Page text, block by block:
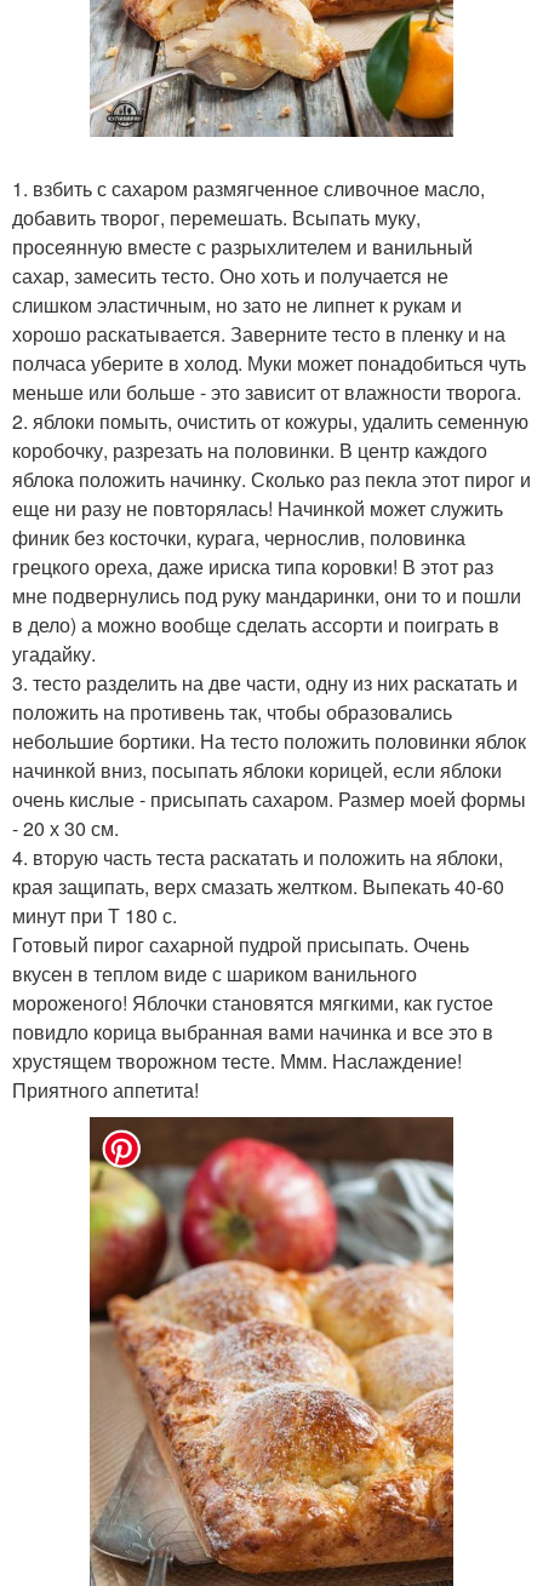
1. взбить с сахаром размягченное сливочное масло,
добавить творог, перемешать. Всыпать муку,
просеянную вместе с разрыхлителем и ванильный
сахар, замесить тесто. Оно хоть и получается не
слишком эластичным, но зато не липнет к рукам и
хорошо раскатывается. Заверните тесто в пленку и на
полчаса уберите в холод. Муки может понадобиться чуть
меньше или больше - это зависит от влажности творога.
2. яблоки помыть, очистить от кожуры, удалить семенную
коробочку, разрезать на половинки. В центр каждого
яблока положить начинку. Сколько раз пекла этот пирог и
еще ни разу не повторялась! Начинкой может служить
финик без косточки, курага, чернослив, половинка
грецкого ореха, даже ириска типа коровки! В этот раз
мне подвернулись под руку мандаринки, они то и пошли
в дело) а можно вообще сделать ассорти и поиграть в
угадайку.
3. тесто разделить на две части, одну из них раскатать и
положить на противень так, чтобы образовались
небольшие бортики. На тесто положить половинки яблок
начинкой вниз, посыпать яблоки корицей, если яблоки
очень кислые - присыпать сахаром. Размер моей формы
- 20 х 30 см.
4. вторую часть теста раскатать и положить на яблоки,
края защипать, верх смазать желтком. Выпекать 40-60
минут при Т 180 с.
Готовый пирог сахарной пудрой присыпать. Очень
вкусен в теплом виде с шариком ванильного
мороженого! Яблочки становятся мягкими, как густое
повидло корица выбранная вами начинка и все это в
хрустящем творожном тесте. Ммм. Наслаждение!
Приятного аппетита!